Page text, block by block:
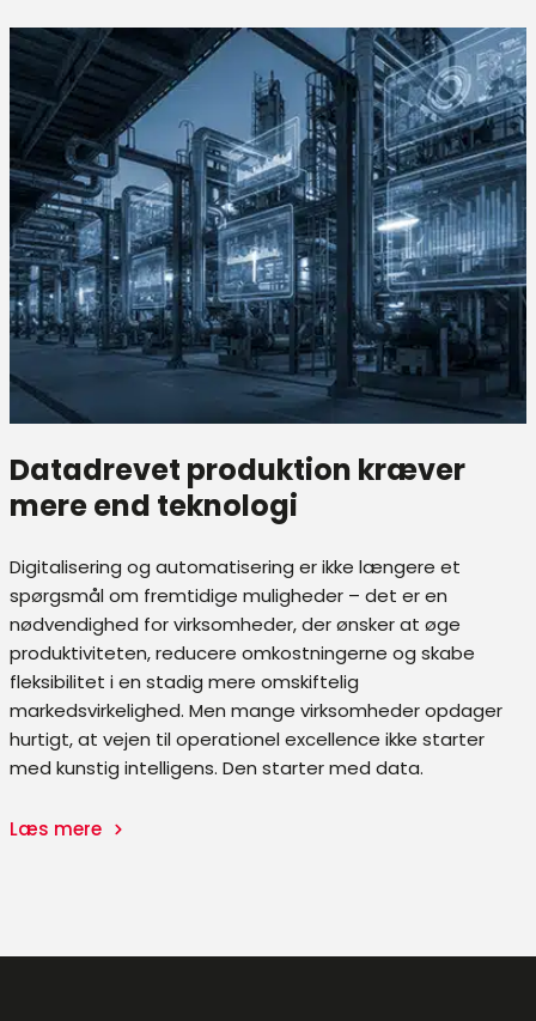
Datadrevet produktion kræver
mere end teknologi
Digitalisering og automatisering er ikke længere et
spørgsmål om fremtidige muligheder – det er en
nødvendighed for virksomheder, der ønsker at øge
produktiviteten, reducere omkostningerne og skabe
fleksibilitet i en stadig mere omskiftelig
markedsvirkelighed. Men mange virksomheder opdager
hurtigt, at vejen til operationel excellence ikke starter
med kunstig intelligens. Den starter med data.
Læs mere